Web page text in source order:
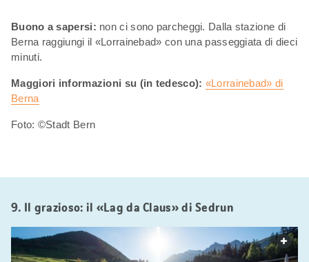
Buono a sapersi: non ci sono parcheggi. Dalla stazione di
Berna raggiungi il «Lorrainebad» con una passeggiata di dieci
minuti.
Maggiori informazioni su (in tedesco): «Lorrainebad» di
Berna
Foto: ©Stadt Bern
9. Il grazioso: il «Lag da Claus» di Sedrun